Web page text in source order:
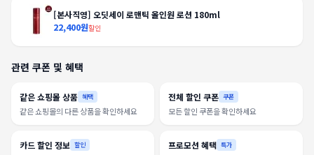
[본사직영] 오딧세이 로맨틱 올인원 로션 180ml
22,400원할인
관련 쿠폰 및 혜택
같은 쇼핑몰 상품 혜택
같은 쇼핑몰의 다른 상품을 확인하세요
전체 할인 쿠폰 쿠폰
모든 할인 쿠폰을 확인하세요
카드 할인 정보 할인 프로모션 혜택 특가